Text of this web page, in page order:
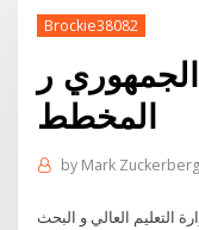
Brockie38082
ر
المخطط
by Mark Zuckerberg
اﻟﺘﻌﻠﻴﻢ اﻟﻌﺎﻟﻲ و اﻟﺒﺤﺚ